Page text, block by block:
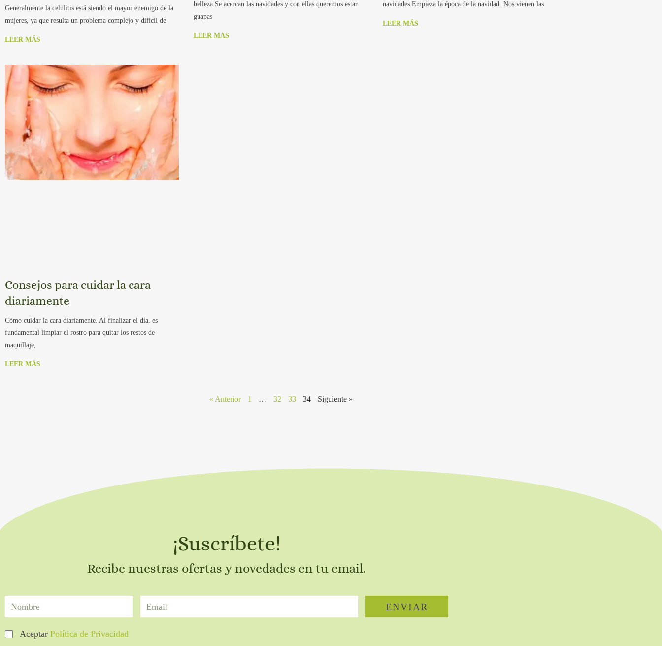
Generalmente la celulitis está siendo el mayor enemigo de la
mujeres, ya que resulta un problema complejo y difícil de
LEER MÁS
belleza Se acercan las navidades y con ellas queremos estar
guapas
LEER MÁS
navidades Empieza la época de la navidad. Nos vienen las
LEER MÁS
Consejos para cuidar la cara
diariamente
Cómo cuidar la cara diariamente. Al finalizar el día, es
fundamental limpiar el rostro para quitar los restos de
maquillaje,
LEER MÁS
« Anterior 1 … 32 33 34 Siguiente »
¡Suscríbete!
Recibe nuestras ofertas y novedades en tu email.
Aceptar Política de Privacidad
ENVIAR